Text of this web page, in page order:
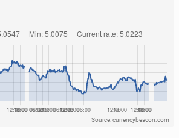
Source: currencybeacon.com